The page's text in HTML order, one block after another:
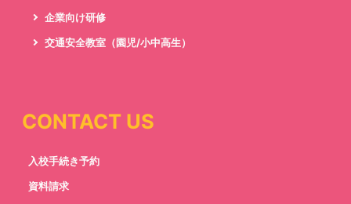
企業向け研修
交通安全教室（園児/小中高生）
CONTACT US
入校手続き予約
資料請求